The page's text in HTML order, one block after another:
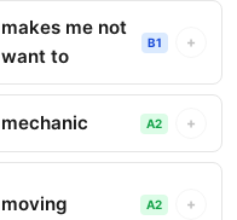
makes me not
want to
B1 +
mechanic A2 +
moving A2 +